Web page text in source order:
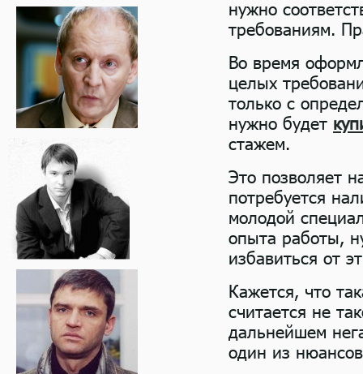
нужно
требованиям.
Во время
целых
только с
нужно будет
стажем.
Это позволяет
потребуется
молодой
опыта работы,
избавиться от
Кажется, что
считается не
дальнейшем
один из